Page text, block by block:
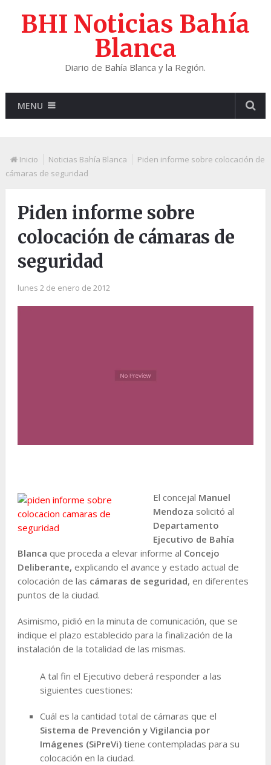
BHI Noticias Bahía
Blanca
Diario de Bahía Blanca y la Región.
MENU
Inicio Noticias Bahía Blanca
Piden informe sobre colocación de
cámaras de seguridad
Piden informe sobre
colocación de cámaras de
seguridad
lunes 2 de enero de 2012
El concejal Manuel
Mendoza solicitó al
Departamento
Ejecutivo de Bahía
Blanca que proceda a elevar informe al Concejo
Deliberante, explicando el avance y estado actual de
colocación de las cámaras de seguridad, en diferentes
puntos de la ciudad.
Asimismo, pidió en la minuta de comunicación, que se
indique el plazo establecido para la finalización de la
instalación de la totalidad de las mismas.
A tal fin el Ejecutivo deberá responder a las
siguientes cuestiones:
Cuál es la cantidad total de cámaras que el
Sistema de Prevención y Vigilancia por
Imágenes (SiPreVi) tiene contempladas para su
colocación en la ciudad.